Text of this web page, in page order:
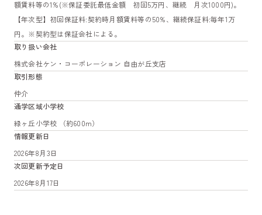
額賃料等の1%(※保証委託最低金額 初回5万円、継続 月次1000円)。
【年次型】初回保証料:契約時月額賃料等の50%、継続保証料:毎年1万
円。※契約型は保証会社による。
取り扱い会社
株式会社ケン・コーポレーション 自由が丘支店
取引形態
仲介
通学区域小学校
緑ヶ丘小学校 （約600m）
情報更新日
2026年8月3日
次回更新予定日
2026年8月17日